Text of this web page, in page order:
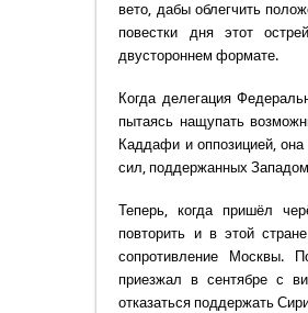
вето, дабы облегчить
повестки дня этот
двустороннем формате.
Когда делегация
пытаясь нащупать
Каддафи и оппозицией, она
сил, поддержанных
Теперь, когда пришёл
повторить и в этой
сопротивление Москвы.
приезжал в сентябре с
отказаться поддержать